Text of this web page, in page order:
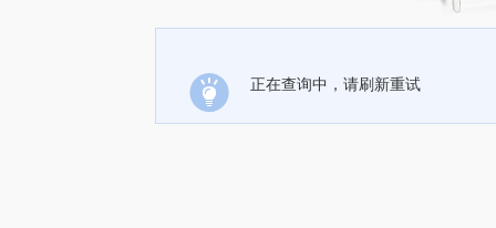
正在查询中，请刷新重试